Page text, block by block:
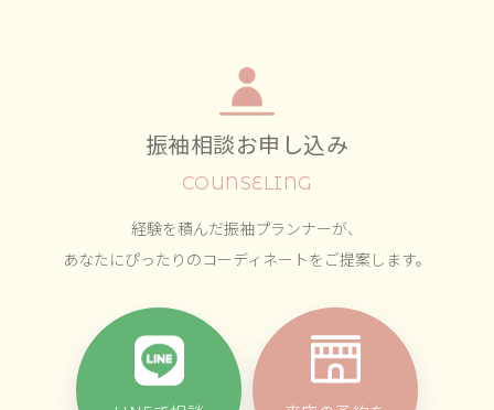
振袖相談お申し込み
COUNSELING
経験を積んだ振袖プランナーが、
あなたにぴったりのコーディネートをご提案します。